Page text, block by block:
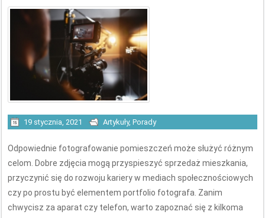
19 stycznia, 2021 Artykuły,Porady
Odpowiednie fotografowanie pomieszczeń może służyć różnym
celom. Dobre zdjęcia mogą przyspieszyć sprzedaż mieszkania,
przyczynić się do rozwoju kariery w mediach społecznościowych
czy po prostu być elementem portfolio fotografa. Zanim
chwycisz za aparat czy telefon, warto zapoznać się z kilkoma